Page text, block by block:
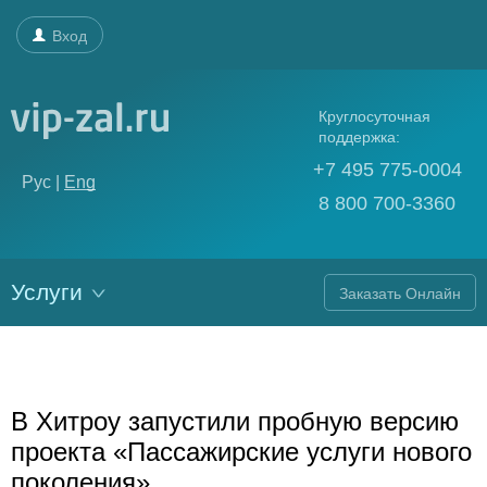
Вход
Рус | Eng
Круглосуточная
поддержка:
+7 495 775-0004
8 800 700-3360
Услуги Заказать Онлайн
В Хитроу запустили пробную версию
проекта «Пассажирские услуги нового